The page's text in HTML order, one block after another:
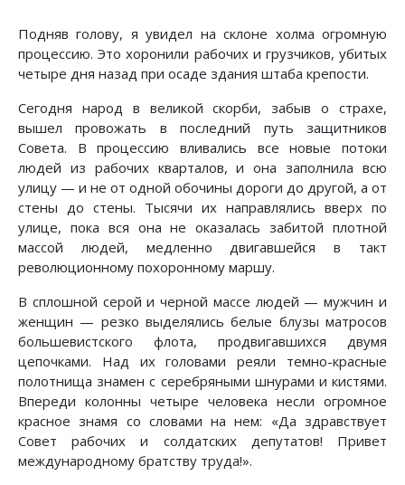
Подняв голову, я увидел на склоне холма огромную
процессию. Это хоронили рабочих и грузчиков, убитых
четыре дня назад при осаде здания штаба крепости.
Сегодня народ в великой скорби, забыв о страхе,
вышел провожать в последний путь защитников
Совета. В процессию вливались все новые потоки
людей из рабочих кварталов, и она заполнила всю
улицу — и не от одной обочины дороги до другой, а от
стены до стены. Тысячи их направлялись вверх по
улице, пока вся она не оказалась забитой плотной
массой людей, медленно двигавшейся в такт
революционному похоронному маршу.
В сплошной серой и черной массе людей — мужчин и
женщин — резко выделялись белые блузы матросов
большевистского флота, продвигавшихся двумя
цепочками. Над их головами реяли темно-красные
полотнища знамен с серебряными шнурами и кистями.
Впереди колонны четыре человека несли огромное
красное знамя со словами на нем: «Да здравствует
Совет рабочих и солдатских депутатов! Привет
международному братству труда!».